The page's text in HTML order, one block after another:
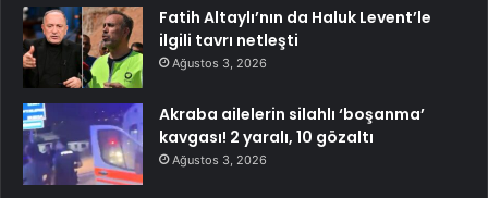
Fatih Altaylı’nın da Haluk Levent’le
ilgili tavrı netleşti
Ağustos 3, 2026
Akraba ailelerin silahlı ‘boşanma’
kavgası! 2 yaralı, 10 gözaltı
Ağustos 3, 2026